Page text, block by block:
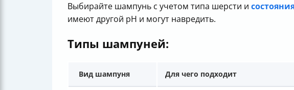
Выбирайте шампунь с учетом типа шерсти и
имеют другой pH и могут навредить.
Типы шампуней:
Вид шампуня Для чего подходит